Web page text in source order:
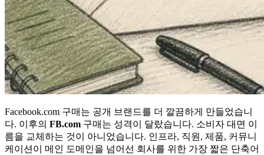
Facebook.com 구매는 공개 브랜드를 더 깔끔하게 만들었습니
다. 이후의 FB.com 구매는 성격이 달랐습니다. 소비자 대면 이
름을 교체하는 것이 아니었습니다. 인프라, 직원, 제품, 커뮤니
케이션이 메인 도메인을 넘어선 회사를 위한 가장 짧은 단축어